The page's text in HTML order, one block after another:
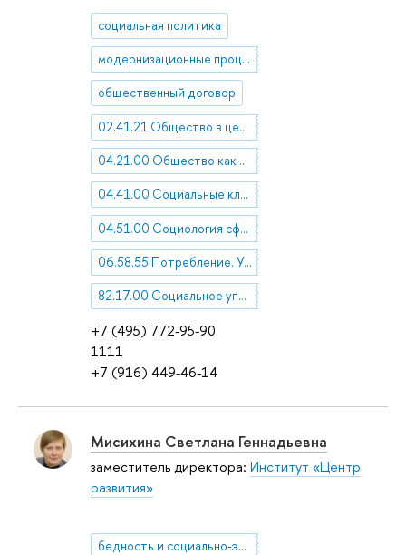
+7 (495) 772-95-90
1111
+7 (916) 449-46-14
социальная политика
модернизационные процессы
общественный договор
02.41.21 Общество в целом. Социальное развитие
04.21.00 Общество как система. Социальные отношения и процессы
04.41.00 Социальные классы, общности и группы
04.51.00 Социология сфер социальной жизни, социальных явлений и институтов
06.58.55 Потребление. Уровень жизни. Благосостояние. Социальная политика
82.17.00 Социальное управление
Мисихина Светлана Геннадьевна
заместитель директора: Институт «Центр
развития»
бедность и социально-экономическая дифференциация